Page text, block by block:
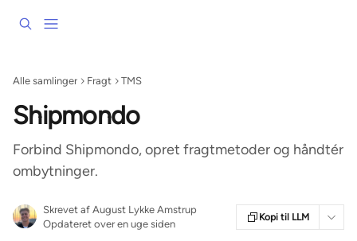
Alle samlinger Fragt TMS
Shipmondo
Forbind Shipmondo, opret fragtmetoder og håndtér
ombytninger.
Skrevet af August Lykke Amstrup
Opdateret over en uge siden
Kopi til LLM